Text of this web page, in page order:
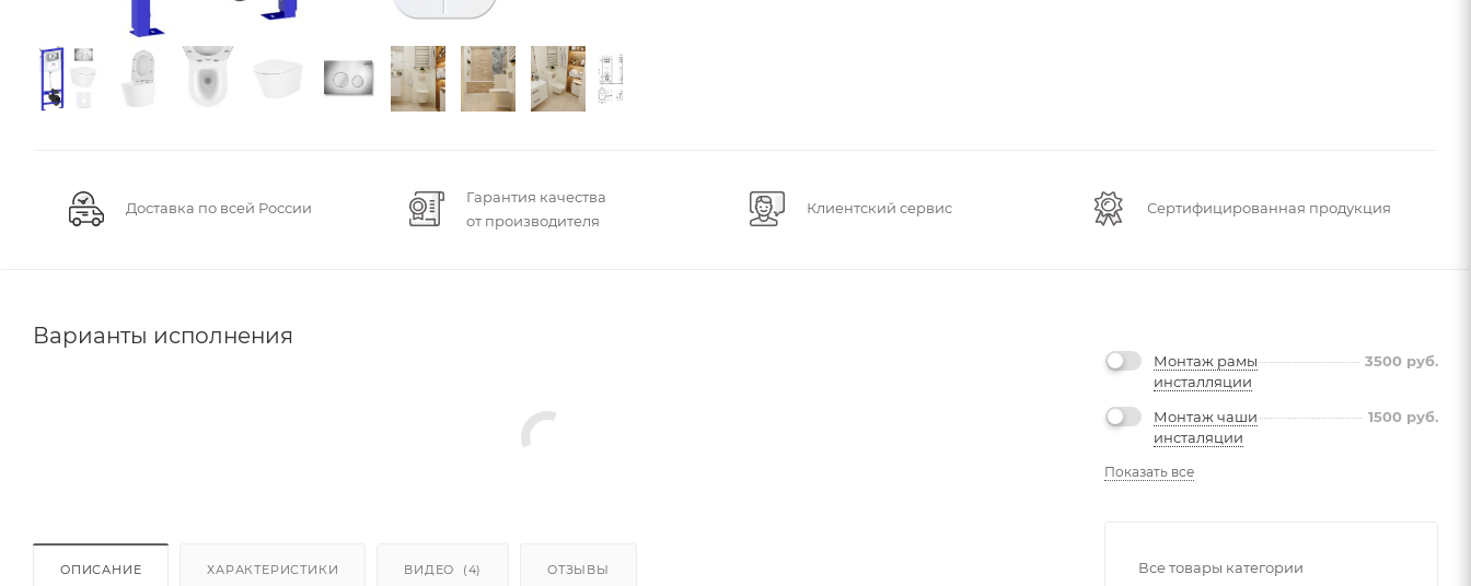
Доставка по всей России
Гарантия качества
от производителя
Клиентский сервис Сертифицированная продукция
Варианты исполнения
ОПИСАНИЕ ХАРАКТЕРИСТИКИ ВИДЕО (4) ОТЗЫВЫ
Монтаж рамы
инсталляции
3500 руб.
Монтаж чаши
инсталяции
1500 руб.
Показать все
Все товары категории